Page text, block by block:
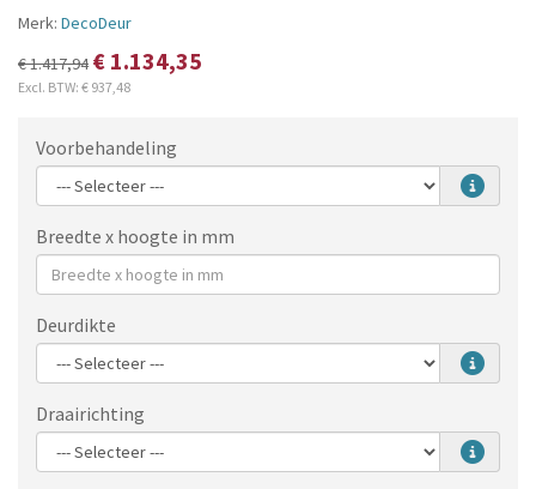
Merk: DecoDeur
€ 1.417,94 € 1.134,35
Excl. BTW: € 937,48
Voorbehandeling
Breedte x hoogte in mm
Deurdikte
Draairichting